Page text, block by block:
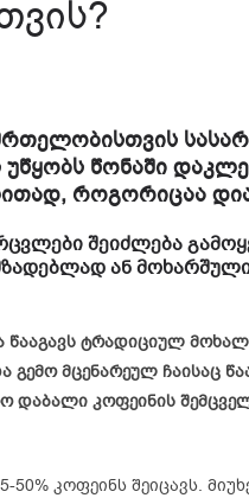
წონაში
როგორიცაა
შეიძლება
ან
წააგავს ტრადიციულ
მცენარეულ ჩაისაც
დაბალი კოფეინის
50% კოფეინს შეიცავს.